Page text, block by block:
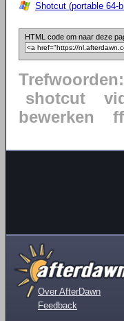
Shotcut (portable 64-
HTML code om naar deze
Trefwoorden:
shotcut
bewerken
Over AfterDawn
Feedback